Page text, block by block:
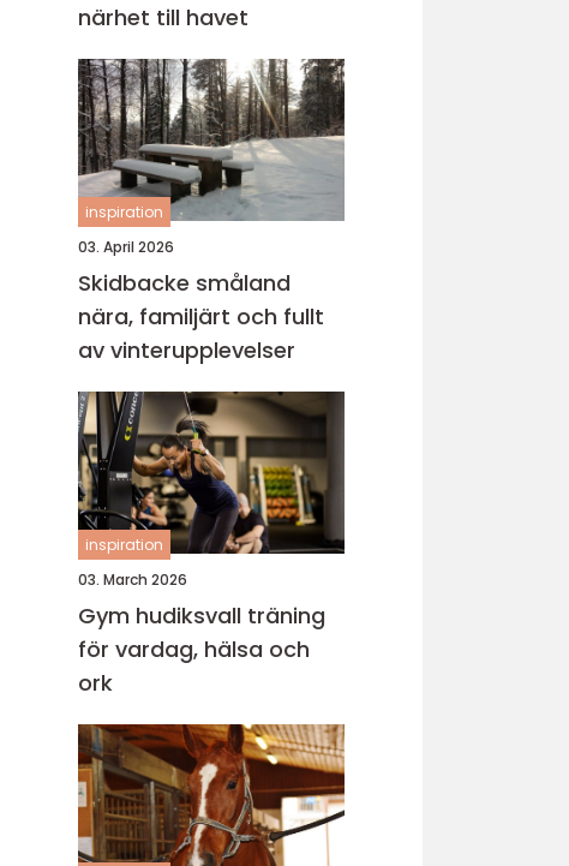
närhet till havet
inspiration
03. April 2026
Skidbacke småland
nära, familjärt och fullt
av vinterupplevelser
inspiration
03. March 2026
Gym hudiksvall träning
för vardag, hälsa och
ork